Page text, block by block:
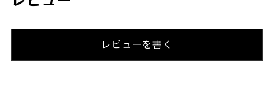
レビューを書く